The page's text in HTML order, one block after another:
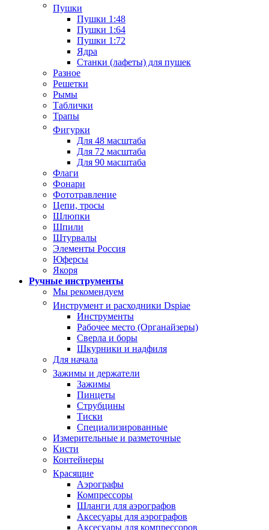
Пушки
Пушки 1:48
Пушки 1:64
Пушки 1:72
Ядра
Станки (лафеты) для пушек
Разное
Решетки
Рымы
Таблички
Трапы
Фигурки
Для 48 масштаба
Для 72 масштаба
Для 90 масштаба
Флаги
Фонари
Фототравление
Цепи, тросы
Шлюпки
Шпили
Штурвалы
Элементы Россия
Юферсы
Якоря
Ручные инструменты
Мы рекомендуем
Инструмент и расходники Dspiae
Инструменты
Рабочее место (Органайзеры)
Сверла и боры
Шкурники и надфиля
Для начала
Зажимы и держатели
Зажимы
Пинцеты
Струбцины
Тиски
Специализированные
Измерительные и разметочные
Кисти
Контейнеры
Красящие
Аэрографы
Компрессоры
Шланги для аэрографов
Аксесуары для аэрографов
Аксесуары для компрессоров